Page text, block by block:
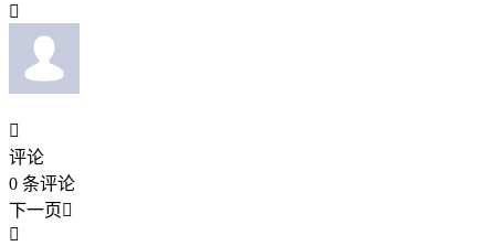


评论
0 条评论
下一页
